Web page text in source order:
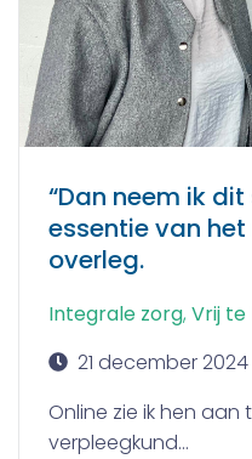
“Dan neem ik
essentie van
overleg.
Integrale zorg, Vrij te
21 december 2024
Online zie ik hen aan
verpleegkund...